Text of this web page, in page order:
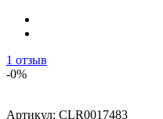
1 отзыв
-0%
Артикул: CLR0017483